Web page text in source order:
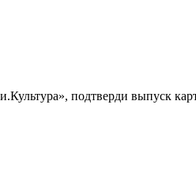
подтверди выпуск